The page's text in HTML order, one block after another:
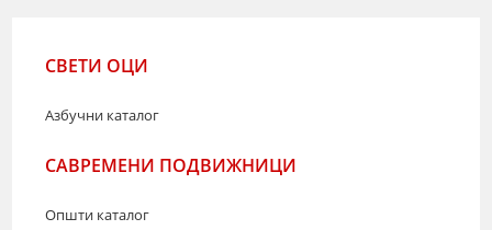
СВЕТИ ОЦИ
Азбучни каталог
САВРЕМЕНИ ПОДВИЖНИЦИ
Општи каталог